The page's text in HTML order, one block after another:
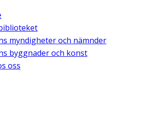
myndigheter och nämnder
byggnader och konst
oss